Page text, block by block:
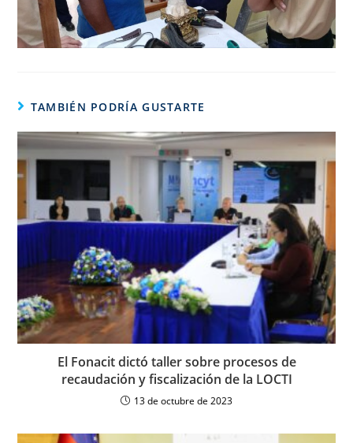
TAMBIÉN PODRÍA GUSTARTE
El Fonacit dictó taller sobre procesos de
recaudación y fiscalización de la LOCTI
13 de octubre de 2023